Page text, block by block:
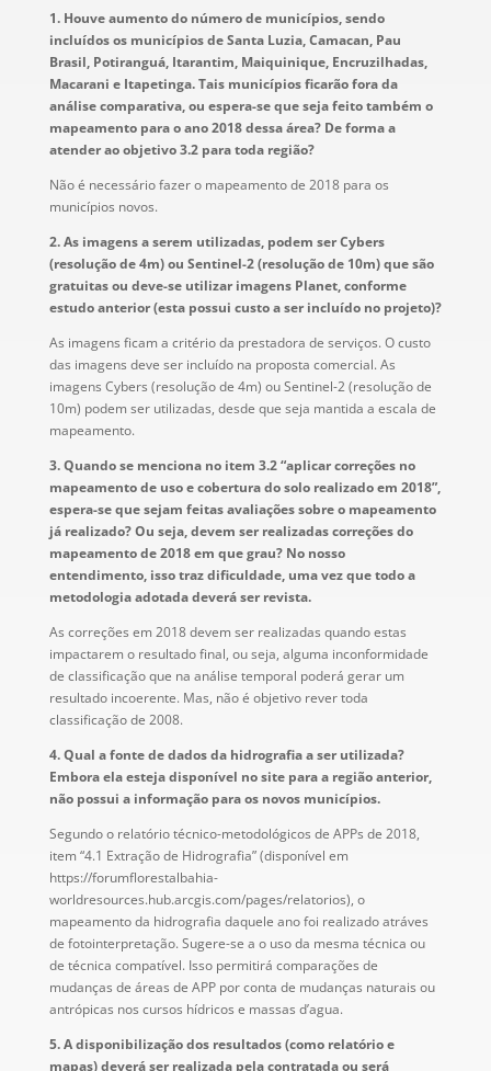
1. Houve aumento do número de municípios, sendo
incluídos os municípios de Santa Luzia, Camacan, Pau
Brasil, Potiranguá, Itarantim, Maiquinique, Encruzilhadas,
Macarani e Itapetinga. Tais municípios ficarão fora da
análise comparativa, ou espera-se que seja feito também o
mapeamento para o ano 2018 dessa área? De forma a
atender ao objetivo 3.2 para toda região?
Não é necessário fazer o mapeamento de 2018 para os
municípios novos.
2. As imagens a serem utilizadas, podem ser Cybers
(resolução de 4m) ou Sentinel-2 (resolução de 10m) que são
gratuitas ou deve-se utilizar imagens Planet, conforme
estudo anterior (esta possui custo a ser incluído no projeto)?
As imagens ficam a critério da prestadora de serviços. O custo
das imagens deve ser incluído na proposta comercial. As
imagens Cybers (resolução de 4m) ou Sentinel-2 (resolução de
10m) podem ser utilizadas, desde que seja mantida a escala de
mapeamento.
3. Quando se menciona no item 3.2 “aplicar correções no
mapeamento de uso e cobertura do solo realizado em 2018”,
espera-se que sejam feitas avaliações sobre o mapeamento
já realizado? Ou seja, devem ser realizadas correções do
mapeamento de 2018 em que grau? No nosso
entendimento, isso traz dificuldade, uma vez que todo a
metodologia adotada deverá ser revista.
As correções em 2018 devem ser realizadas quando estas
impactarem o resultado final, ou seja, alguma inconformidade
de classificação que na análise temporal poderá gerar um
resultado incoerente. Mas, não é objetivo rever toda
classificação de 2008.
4. Qual a fonte de dados da hidrografia a ser utilizada?
Embora ela esteja disponível no site para a região anterior,
não possui a informação para os novos municípios.
Segundo o relatório técnico-metodológicos de APPs de 2018,
item “4.1 Extração de Hidrografia” (disponível em
https://forumflorestalbahia-
worldresources.hub.arcgis.com/pages/relatorios), o
mapeamento da hidrografia daquele ano foi realizado atráves
de fotointerpretação. Sugere-se a o uso da mesma técnica ou
de técnica compatível. Isso permitirá comparações de
mudanças de áreas de APP por conta de mudanças naturais ou
antrópicas nos cursos hídricos e massas d’agua.
5. A disponibilização dos resultados (como relatório e
mapas) deverá ser realizada pela contratada ou será